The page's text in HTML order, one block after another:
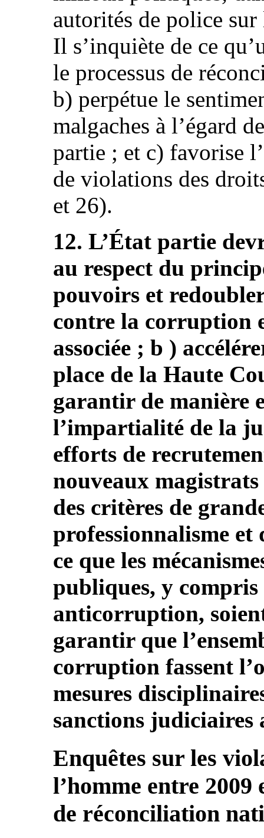
autorités de police
Il s’inquiète de ce
le processus de
b) perpétue le
malgaches à l’égard
partie ; et c) favorise
de violations des
et 26).
12. L’État partie
au respect du
pouvoirs et
contre la corruption
associée ; b )
place de la Haute
garantir de manière
l’impartialité de la
efforts de
nouveaux magistrats
des critères de
professionnalisme et
ce que les
publiques, y
anticorruption,
garantir que
corruption fassent
mesures
sanctions judiciaires
Enquêtes sur les
l’homme entre 2009
de réconciliation